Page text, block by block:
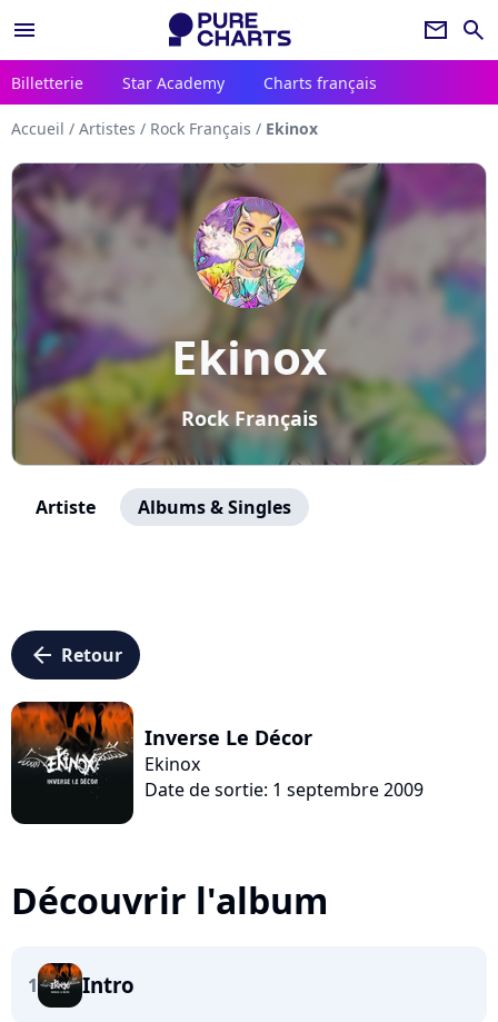
menu newsletter search
Billetterie Star Academy Charts français
Accueil / Artistes / Rock Français / Ekinox
Ekinox
Rock Français
Artiste Albums & Singles
arrow_left Retour
Inverse Le Décor
Ekinox
Date de sortie: 1 septembre 2009
Découvrir l'album
1 Intro